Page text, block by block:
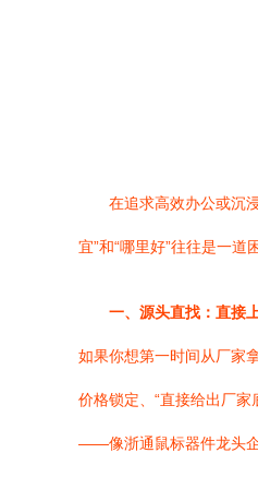
在追求高效办公或沉
宜”和“哪里好”往往是一
一、源头直找：直接
如果你想第一时间从厂家
价格锁定、“直接给出厂
——像浙通鼠标器件龙头企